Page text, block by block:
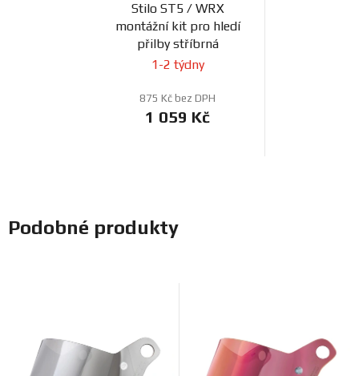
Stilo ST5 / WRX
montážní kit pro hledí
přilby stříbrná
1-2 týdny
875 Kč bez DPH
1 059 Kč
Podobné produkty